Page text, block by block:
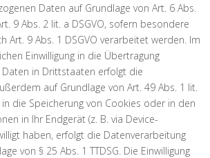
Daten auf Grundlage von Art. 6 Abs.
9 Abs. 2 lit. a DSGVO, sofern besondere
Art. 9 Abs. 1 DSGVO verarbeitet werden. Im
Einwilligung in die Übertragung
in Drittstaaten erfolgt die
auf Grundlage von Art. 49 Abs. 1 lit.
in die Speicherung von Cookies oder in den
in Ihr Endgerät (z. B. via Device-
haben, erfolgt die Datenverarbeitung
von § 25 Abs. 1 TTDSG. Die Einwilligung